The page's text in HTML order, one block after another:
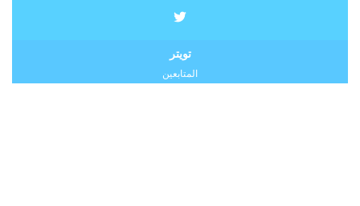
تويتر
المتابعين